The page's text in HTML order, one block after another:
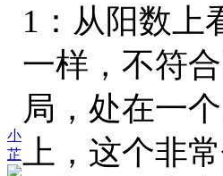
小
芷
1：从阳数上
一样，不符
局，处在一
上，这个非